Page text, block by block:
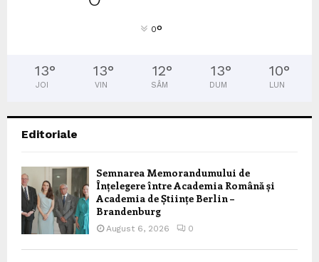
0°
13°
JOI
13°
VIN
12°
SÂM
13°
DUM
10°
LUN
Editoriale
Semnarea Memorandumului de
Înțelegere între Academia Română și
Academia de Științe Berlin –
Brandenburg
August 6, 2026 0